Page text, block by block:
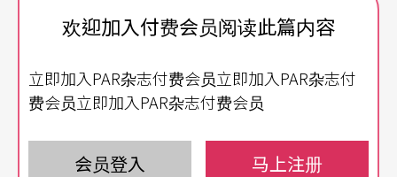
姬兰那时没有任何傲气，他对罗伯恭敬一吻显得有
点羞涩，那一年是一九八八年，那一次我不但第一
次见到这位当代芭蕾舞名伶，也是第一次遇见威尔
要去歌剧院的餐馆用餐。
欢迎加入付费会员阅读此篇内容
立即加入PAR杂志付费会员立即加入PAR杂志付
费会员立即加入PAR杂志付费会员
会员登入 马上注册